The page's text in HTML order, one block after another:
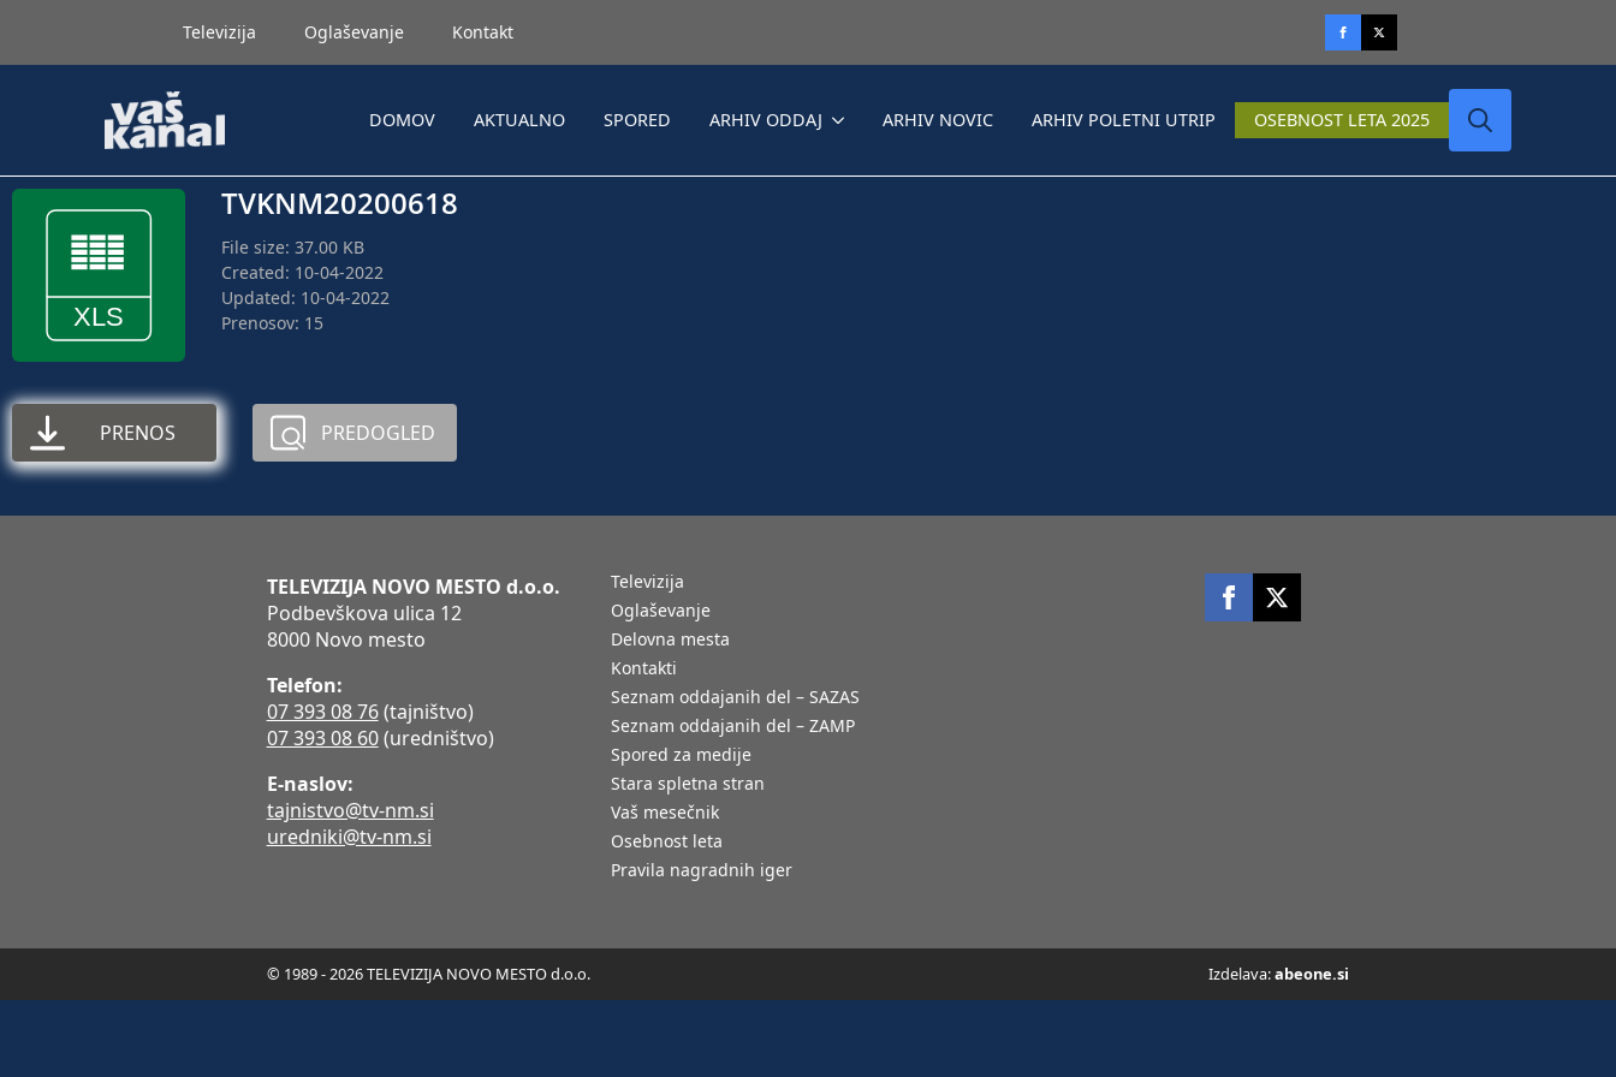
Televizija Oglaševanje Kontakt
DOMOV AKTUALNO SPORED ARHIV ODDAJ ARHIV NOVIC ARHIV POLETNI UTRIP OSEBNOST LETA 2025
TVKNM20200618
File size: 37.00 KB
Created: 10-04-2022
Updated: 10-04-2022
Prenosov: 15
PRENOS PREDOGLED
TELEVIZIJA NOVO MESTO d.o.o.
Podbevškova ulica 12
8000 Novo mesto
Telefon:
07 393 08 76(tajništvo)
07 393 08 60(uredništvo)
E-naslov:
tajnistvo@tv-nm.si
uredniki@tv-nm.si
Televizija
Oglaševanje
Delovna mesta
Kontakti
Seznam oddajanih del – SAZAS
Seznam oddajanih del – ZAMP
Spored za medije
Stara spletna stran
Vaš mesečnik
Osebnost leta
Pravila nagradnih iger
© 1989 - 2026 TELEVIZIJA NOVO MESTO d.o.o. Izdelava:abeone.si